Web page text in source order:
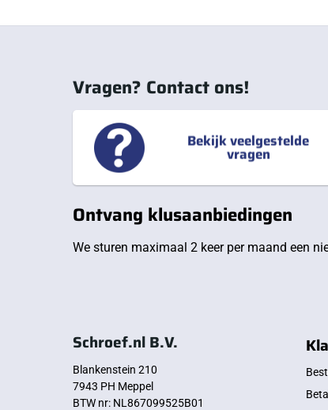
Vragen? Contact ons!
Bekijk veelgestelde
vragen
Ontvang klusaanbiedingen
We sturen maximaal 2 keer per maand een
Schroef.nl B.V.
Blankenstein 210
7943 PH Meppel
BTW nr: NL867099525B01